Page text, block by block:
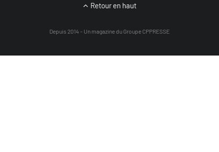
Retour en haut
Depuis 2014 - Un magazine du Groupe CPPRESSE